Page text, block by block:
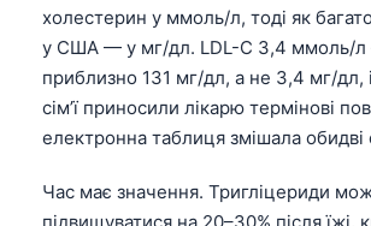
холестерин у ммоль/л, тоді як
у США — у мг/дл. LDL-C 3,4 ммоль/
приблизно 131 мг/дл, а не 3,4 мг/дл,
сім’ї приносили лікарю термінові
електронна таблиця змішала обидві
Час має значення. Тригліцериди
підвищуватися на 20–30% після їжі,